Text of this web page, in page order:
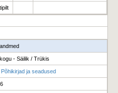
- Säilik / Trükis
ja seadused